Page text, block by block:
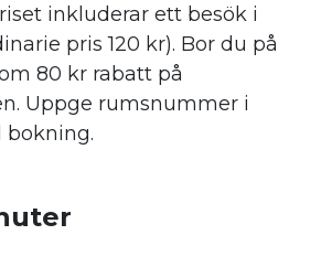
inkluderar ett besök i
pris 120 kr). Bor du på
80 kr rabatt på
Uppge rumsnummer i
bokning.